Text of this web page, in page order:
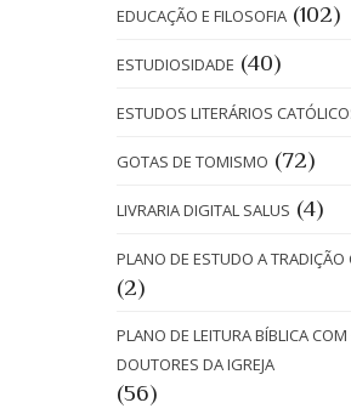
EDUCAÇÃO E FILOSOFIA (102)
ESTUDIOSIDADE (40)
ESTUDOS LITERÁRIOS
GOTAS DE TOMISMO (72)
LIVRARIA DIGITAL SALUS (4)
PLANO DE ESTUDO A TRADIÇÃO
(2)
PLANO DE LEITURA BÍBLICA
DOUTORES DA IGREJA
(56)